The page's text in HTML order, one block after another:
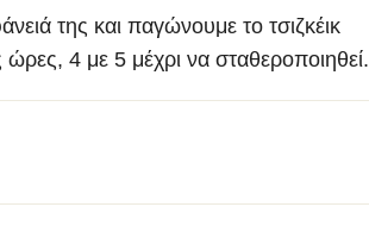
της και παγώνουμε το τσιζκέικ
ώρες, 4 με 5 μέχρι να σταθεροποιηθεί.